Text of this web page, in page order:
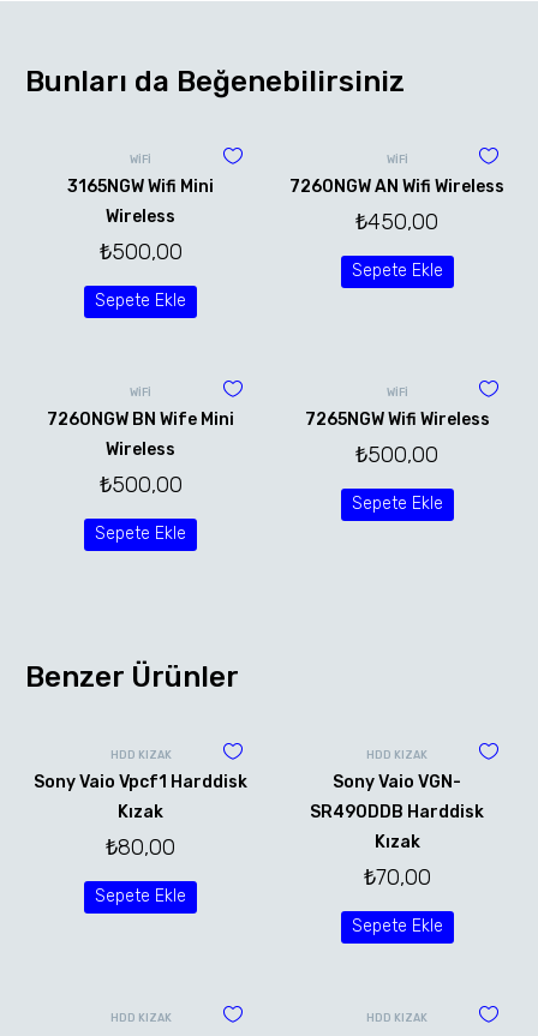
Bunları da Beğenebilirsiniz
WİFİ
3165NGW Wifi Mini
Wireless
₺500,00
Sepete Ekle
WİFİ
7260NGW AN Wifi Wireless
₺450,00
Sepete Ekle
WİFİ
7260NGW BN Wife Mini
Wireless
₺500,00
Sepete Ekle
WİFİ
7265NGW Wifi Wireless
₺500,00
Sepete Ekle
Benzer Ürünler
HDD KIZAK
Sony Vaio Vpcf1 Harddisk
Kızak
₺80,00
Sepete Ekle
HDD KIZAK
Sony Vaio VGN-
SR490DDB Harddisk
Kızak
₺70,00
Sepete Ekle
HDD KIZAK HDD KIZAK